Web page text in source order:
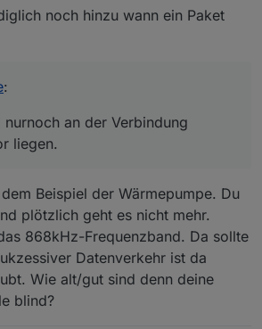
noch hinzu wann ein Paket
:
an der Verbindung
liegen.
Beispiel der Wärmepumpe. Du
plötzlich geht es nicht mehr.
868kHz-Frequenzband. Da sollte
Datenverkehr ist da
Wie alt/gut sind denn deine
blind?